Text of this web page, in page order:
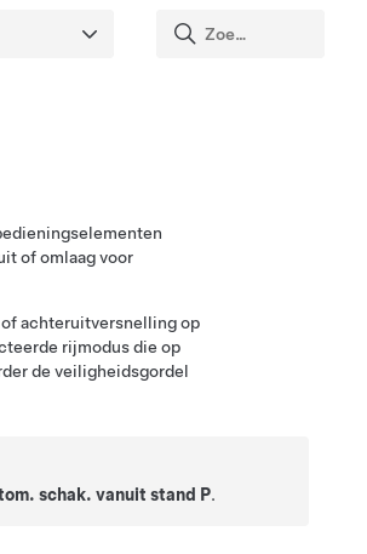
of omlaag voor
achteruitversnelling op
rijmodus die op
de veiligheidsgordel
schak. vanuit stand P.